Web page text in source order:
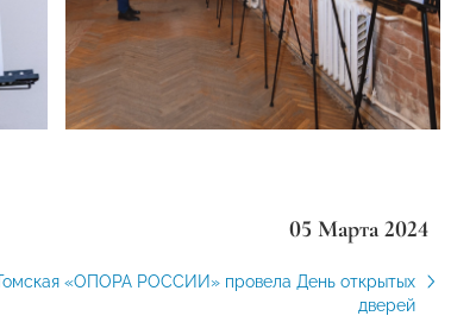
05 Марта 2024
«ОПОРА РОССИИ» провела День открытых
дверей